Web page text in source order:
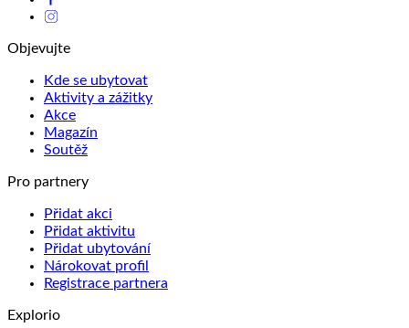
Objevujte
Kde se ubytovat
Aktivity a zážitky
Akce
Magazín
Soutěž
Pro partnery
Přidat akci
Přidat aktivitu
Přidat ubytování
Nárokovat profil
Registrace partnera
Explorio